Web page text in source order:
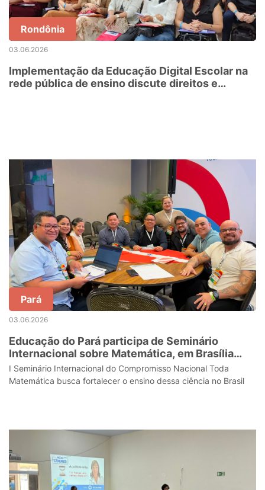
Rondônia
03.06.2026
Implementação da Educação Digital Escolar na
rede pública de ensino discute direitos e
Pará
03.06.2026
Educação do Pará participa de Seminário
Internacional sobre Matemática, em Brasília
(DF)
I Seminário Internacional do Compromisso Nacional Toda
Matemática busca fortalecer o ensino dessa ciência no Brasil